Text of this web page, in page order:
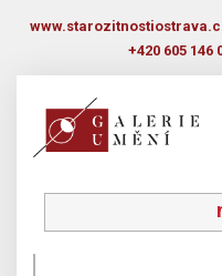
+420 605 146